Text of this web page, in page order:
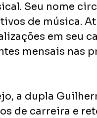
Seu nome
de música.
em seu
mensais nas
a dupla
de carreira e